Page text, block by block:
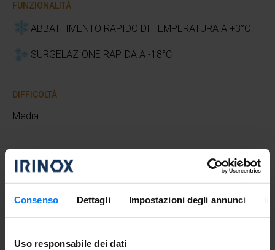
Consenso Dettagli Impostazioni degli annunci
Uso responsabile dei dati
FUNZIONALITÀ
ABBATTIMENTO RAPIDO DI TEMPERATURA A +3°C
SURGELAZIONE RAPIDA A -18°C
DIFFICOLTÀ
Media
Procedimento